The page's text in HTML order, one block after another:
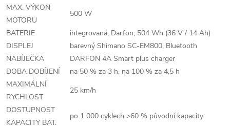
MAX. VÝKON
MOTORU
500 W
BATERIE
integrovaná, Darfon, 504 Wh (36 V / 14 Ah)
DISPLEJ
barevný Shimano SC-EM800, Bluetooth
NABÍJEČKA
DARFON 4A Smart plus charger
DOBA DOBÍJENÍ
na 50 % za 3 h, na 100 % za 4,5 h
MAXIMÁLNÍ
RYCHLOST
25 km/h
DOSTUPNOST
KAPACITY BAT.
po 1 000 cyklech >60 % původní kapacity